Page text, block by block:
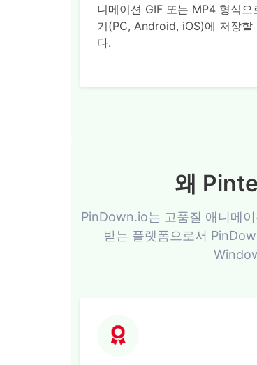
니메이션 GIF 또는 MP4 형식으
기(PC, Android, iOS)에 저장할
다.
왜
PinDown.io는 고품질 애니메
받는 플랫폼으로서